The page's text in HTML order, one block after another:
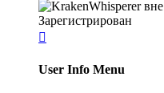
Зарегистрирован

User Info Menu